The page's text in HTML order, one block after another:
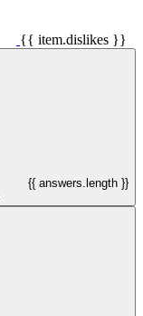
{{ item.dislikes }}
{{ answers.length }}